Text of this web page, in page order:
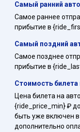
Самый ранний
Самое раннее
прибытие в
Самый поздний
Самое позднее
прибытие в
Стоимость билета
Цена билета на
{ride_price_min} ₽
быть уже включен
дополнительно